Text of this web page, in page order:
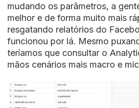
mudando os parâmetros, a
melhor e de forma muito mais
resgatando relatórios do
funcionou por lá. Mesmo
teríamos que consultar o
mãos cenários mais macro e